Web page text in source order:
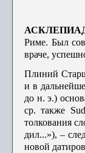
Риме. Был
враче,
Плиний
и в
до н. э.)
ср. также
толкования
дил...»), –
новой